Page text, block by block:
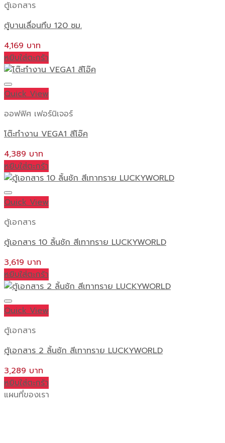
ตู้เอกสาร
ตู้บานเลื่อนทึบ 120 ซม.
4,169
หยิบใส่ตะกร้า
Quick View
ออฟฟิศ เฟอร์นิเจอร์
โต๊ะทำงาน VEGA1 สีโอ๊ค
4,389
หยิบใส่ตะกร้า
Quick View
ตู้เอกสาร
ตู้เอกสาร 10 ลิ้นชัก สีเทาทราย LUCKYWORLD
3,619
หยิบใส่ตะกร้า
Quick View
ตู้เอกสาร
ตู้เอกสาร 2 ลิ้นชัก สีเทาทราย LUCKYWORLD
3,289
หยิบใส่ตะกร้า
แผนที่ของเรา